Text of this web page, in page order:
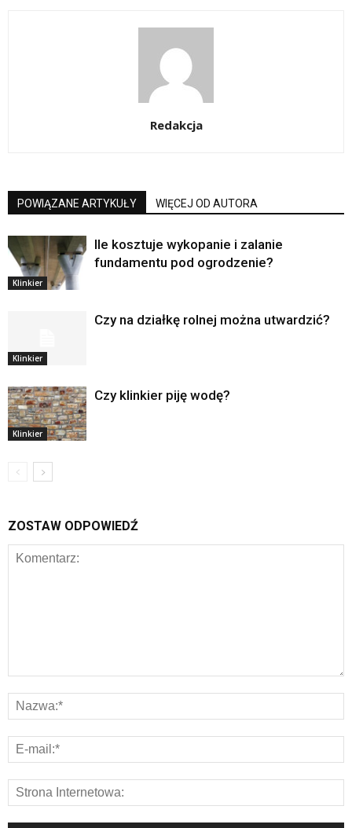
Redakcja
POWIĄZANE ARTYKUŁY WIĘCEJ OD AUTORA
Klinkier
Ile kosztuje wykopanie i zalanie
fundamentu pod ogrodzenie?
Klinkier
Czy na działkę rolnej można utwardzić?
Klinkier
Czy klinkier piję wodę?
ZOSTAW ODPOWIEDŹ